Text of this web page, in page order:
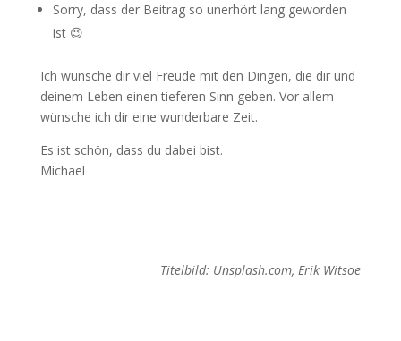
Sorry, dass der Beitrag so unerhört lang geworden
ist 😉
Ich wünsche dir viel Freude mit den Dingen, die dir und
deinem Leben einen tieferen Sinn geben. Vor allem
wünsche ich dir eine wunderbare Zeit.
Es ist schön, dass du dabei bist.
Michael
Titelbild: Unsplash.com, Erik Witsoe